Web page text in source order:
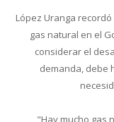
López Uranga
gas natural en el
considerar el
demanda, debe
"Hay mucho gas